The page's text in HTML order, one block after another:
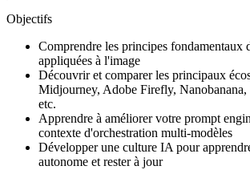
Objectifs
Comprendre les principes fondamentaux
appliquées à l'image
Découvrir et comparer les principaux
Midjourney, Adobe Firefly,
etc.
Apprendre à améliorer votre prompt
contexte d'orchestration multi-modèles
Développer une culture IA pour
autonome et rester à jour